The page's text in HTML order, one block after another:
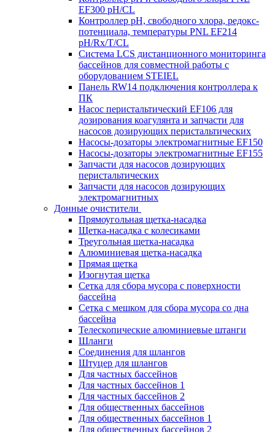
EF300 pH/CL
Контроллер рН, свободного хлора, редокс-
потенциала, температуры PNL EF214
pH/Rx/T/CL
Система LCS дистанционного мониторинга
бассейнов для совместной работы с
оборудованием STEIEL
Панель RW14 подключения контроллера к
ПК
Насос перистальтический EF106 для
дозирования коагулянта и запчасти для
насосов дозирующих перистальтических
Насосы-дозаторы электромагнитные EF150
Насосы-дозаторы электромагнитные EF155
Запчасти для насосов дозирующих
перистальтических
Запчасти для насосов дозирующих
электромагнитных
Донные очистители
Прямоугольная щетка-насадка
Щетка-насадка с колесиками
Треугольная щетка-насадка
Алюминиевая щетка-насадка
Прямая щетка
Изогнутая щетка
Сетка для сбора мусора с поверхности
бассейна
Сетка с мешком для сбора мусора со дна
бассейна
Телескопические алюминиевые штанги
Шланги
Соединения для шлангов
Штуцер для шлангов
Для частных бассейнов
Для частных бассейнов 1
Для частных бассейнов 2
Для общественных бассейнов
Для общественных бассейнов 1
Для общественных бассейнов 2